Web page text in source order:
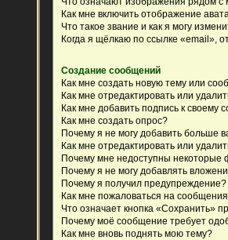
Как мне включить отображение
Что такое звание и как я могу
Когда я щёлкаю по ссылке «email»,
Создание сообщений
Как мне создать новую тему или
Как мне отредактировать или
Как мне добавить подпись к своему
Как мне создать опрос?
Почему я не могу добавить больше
Как мне отредактировать или
Почему мне недоступны некоторые
Почему я не могу добавлять
Почему я получил предупреждение?
Как мне пожаловаться на
Что означает кнопка «Сохранить»
Почему моё сообщение требует
Как мне вновь поднять мою тему?